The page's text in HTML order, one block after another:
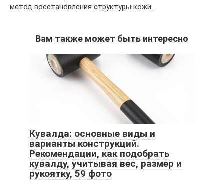
метод восстановления структуры кожи.
Вам также может быть интересно
Кувалда: основные виды и
варианты конструкций.
Рекомендации, как подобрать
кувалду, учитывая вес, размер и
рукоятку, 59 фото